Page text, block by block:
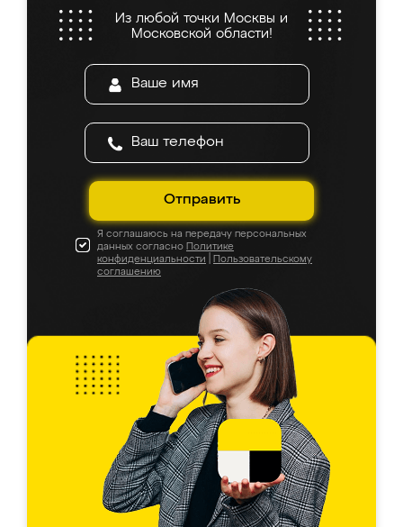
Из любой точки Москвы и
Московской области!
Отправить
Я соглашаюсь на передачу персональных
данных согласно Политике
конфиденциальности
Пользовательскому
соглашению